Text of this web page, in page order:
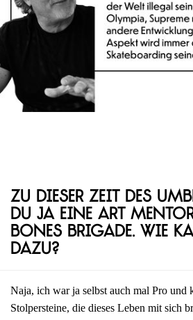
Zu dieser Zeit des
du ja eine Art
Bones Brigade. Wie
dazu?
Naja, ich war ja selbst auch mal Pro und
Stolpersteine, die dieses Leben mit sich